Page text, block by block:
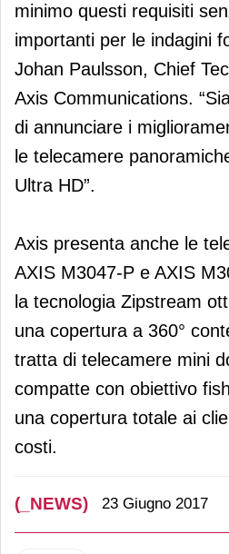
minimo questi requisiti
importanti per le indagini
Johan Paulsson, Chief
Axis Communications.
di annunciare i
le telecamere
Ultra HD”.
Axis presenta anche le
AXIS M3047-P e AXIS
la tecnologia Zipstream
una copertura a 360°
tratta di telecamere mini
compatte con obiettivo
una copertura totale ai
costi.
(_NEWS) 23 Giugno 2017